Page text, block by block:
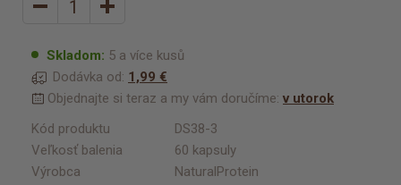
Skladom: 5 a více kusů
Dodávka od: 1,99 €
Objednajte si teraz a my vám doručíme: v utorok
Kód produktu
DS38-3
Veľkosť balenia
60 kapsuly
Výrobca
NaturalProtein